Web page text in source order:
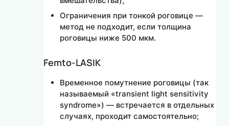
Ограничения при тонкой роговице —
метод не подходит, если толщина
роговицы ниже 500 мкм.
Femto-LASIK
Временное помутнение роговицы (так
называемый «transient light sensitivity
syndrome») — встречается в отдельных
случаях, проходит самостоятельно;